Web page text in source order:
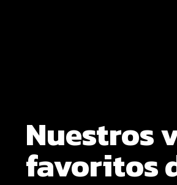
Nuestros
favoritos